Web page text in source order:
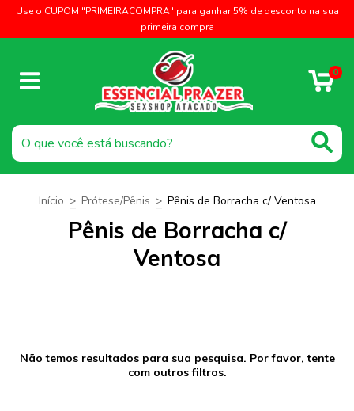
Use o CUPOM "PRIMEIRACOMPRA" para ganhar 5% de desconto na sua
primeira compra
0
Início > Prótese/Pênis > Pênis de Borracha c/ Ventosa
Pênis de Borracha c/
Ventosa
Não temos resultados para sua pesquisa. Por favor, tente
com outros filtros.